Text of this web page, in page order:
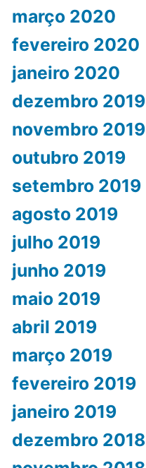
março 2020
fevereiro 2020
janeiro 2020
dezembro 2019
novembro 2019
outubro 2019
setembro 2019
agosto 2019
julho 2019
junho 2019
maio 2019
abril 2019
março 2019
fevereiro 2019
janeiro 2019
dezembro 2018